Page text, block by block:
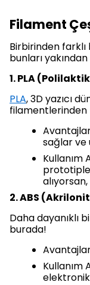
Filament
Birbirinden
bunları yakından
1. PLA
PLA, 3D yazıcı
filamentlerinden
sağlar ve
Kullanım
2. ABS
Daha dayanıklı
burada!
Kullanım